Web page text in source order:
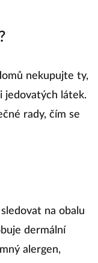
nekupujte ty,
jedovatých látek.
rady, čím se
na obalu
dermální
alergen,